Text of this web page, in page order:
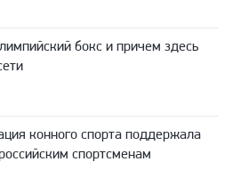
бокс и причем здесь
конного спорта поддержала
спортсменам